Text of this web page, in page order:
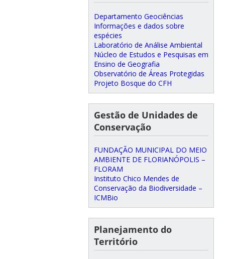
Departamento Geociências
Informações e dados sobre
espécies
Laboratório de Análise Ambiental
Núcleo de Estudos e Pesquisas em
Ensino de Geografia
Observatório de Áreas Protegidas
Projeto Bosque do CFH
Gestão de Unidades de
Conservação
FUNDAÇÃO MUNICIPAL DO MEIO
AMBIENTE DE FLORIANÓPOLIS –
FLORAM
Instituto Chico Mendes de
Conservação da Biodiversidade –
ICMBio
Planejamento do
Território